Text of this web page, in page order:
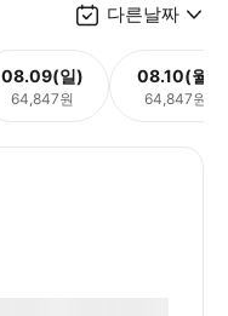
다른날짜
08.09(일)
64,847원
08.10(월)
64,847원